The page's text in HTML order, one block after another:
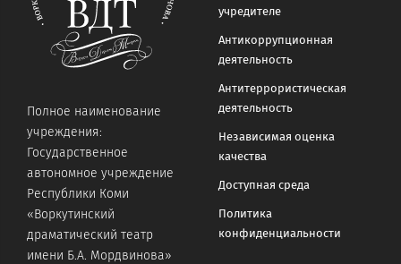
Полное наименование
учреждения:
Государственное
автономное учреждение
Республики Коми
«Воркутинский
драматический театр
имени Б.А. Мордвинова»
учредителе
Антикоррупционная
деятельность
Антитеррористическая
деятельность
Независимая оценка
качества
Доступная среда
Политика
конфиденциальности